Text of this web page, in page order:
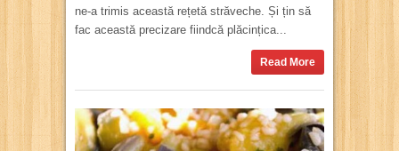
ne-a trimis această rețetă străveche. Și țin să
fac această precizare fiindcă plăcințica...
Read More